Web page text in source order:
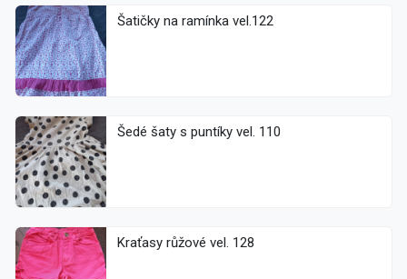
Šatičky na ramínka vel.122
Šedé šaty s puntíky vel. 110
Kraťasy růžové vel. 128